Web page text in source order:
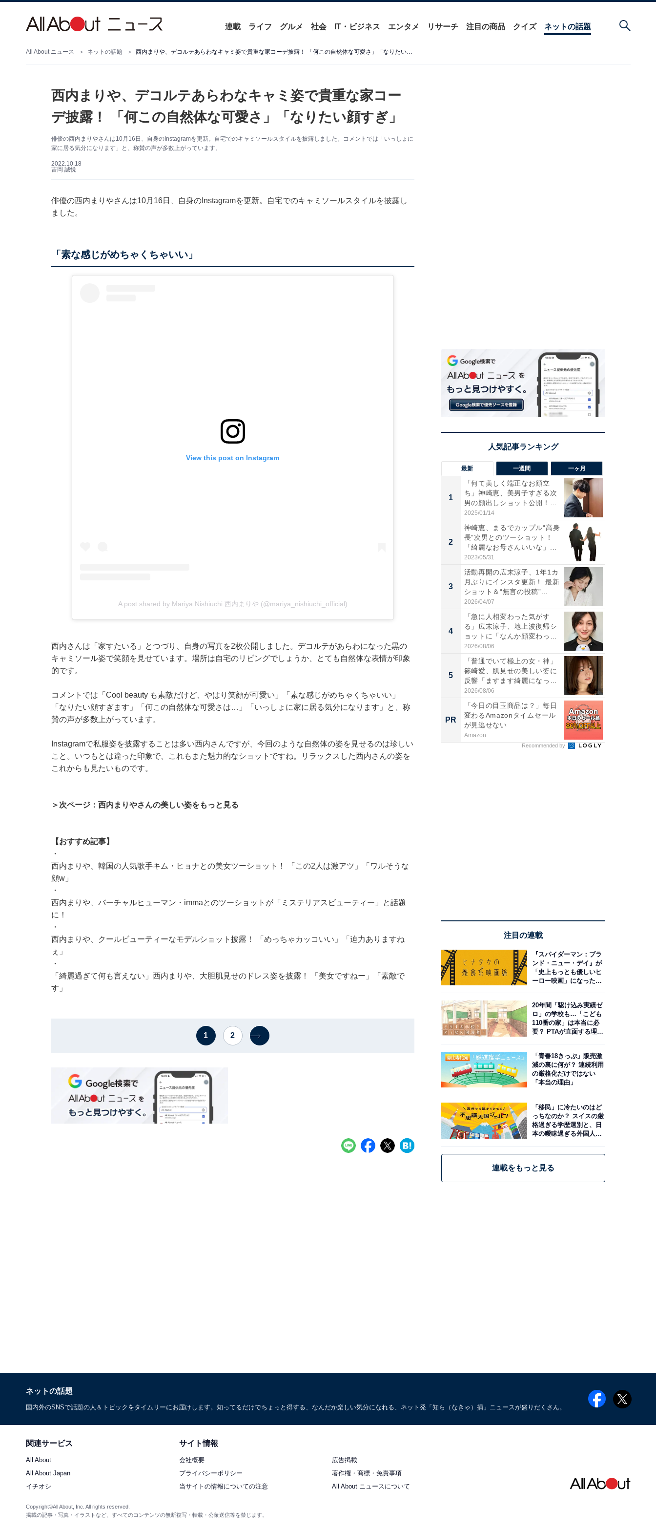
連載 ライフ グルメ 社会 IT・ビジネス エンタメ リサーチ 注目の商品 クイズ ネットの話題
All About ニュース ネットの話題 西内まりや、デコルテあらわなキャミ姿で貴重な家コーデ披露！ 「何この自然体な可愛さ」「なりたい顔すぎ」
西内まりや、デコルテあらわなキャミ姿で貴重な家コー
デ披露！ 「何この自然体な可愛さ」「なりたい顔すぎ」
俳優の西内まりやさんは10月16日、自身のInstagramを更新。自宅でのキャミソールスタイルを披露しました。コメントでは「いっしょに
家に居る気分になります」と、称賛の声が多数上がっています。
2022.10.18
吉岡 誠悦
俳優の西内まりやさんは10月16日、自身のInstagramを更新。自宅でのキャミソールスタイルを披露し
ました。
「素な感じがめちゃくちゃいい」
View this post on Instagram
A post shared by Mariya Nishiuchi 西内まりや (@mariya_nishiuchi_official)
西内さんは「家すたいる」とつづり、自身の写真を2枚公開しました。デコルテがあらわになった黒の
キャミソール姿で笑顔を見せています。場所は自宅のリビングでしょうか、とても自然体な表情が印象
的です。
コメントでは「Cool beauty も素敵だけど、やはり笑顔が可愛い」「素な感じがめちゃくちゃいい」
「なりたい顔すぎます」「何この自然体な可愛さは…」「いっしょに家に居る気分になります」と、称
賛の声が多数上がっています。
Instagramで私服姿を披露することは多い西内さんですが、今回のような自然体の姿を見せるのは珍しい
こと。いつもとは違った印象で、これもまた魅力的なショットですね。リラックスした西内さんの姿を
これからも見たいものです。
＞次ページ：西内まりやさんの美しい姿をもっと見る
【おすすめ記事】
・
西内まりや、韓国の人気歌手キム・ヒョナとの美女ツーショット！ 「この2人は激アツ」「ワルそうな
顔w」
・
西内まりや、バーチャルヒューマン・immaとのツーショットが「ミステリアスビューティー」と話題
に！
・
西内まりや、クールビューティーなモデルショット披露！ 「めっちゃカッコいい」「迫力ありますね
ぇ」
・
「綺麗過ぎて何も言えない」西内まりや、大胆肌見せのドレス姿を披露！ 「美女ですねー」「素敵で
す」
1 2
最新 一週間 一ヶ月
1
「何て美しく端正なお顔立
ち」神崎恵、美男子すぎる次
男の顔出しショット公開！
「め...
2025/01/14
2
神崎恵、まるでカップル“高身
長”次男とのツーショット！
「綺麗なお母さんいいな」...
2023/05/31
3
活動再開の広末涼子、1年1カ
月ぶりにインスタ更新！ 最新
ショット＆“無言の投稿”...
2026/04/07
4
「急に人相変わった気がす
る」広末涼子、地上波復帰シ
ョットに「なんか顔変わっ
た」の...
2026/08/06
5
「普通でいて極上の女・神」
篠崎愛、肌見せの美しい姿に
反響「ますます綺麗になって
い...
2026/08/06
PR
「今日の目玉商品は？」毎日
変わるAmazonタイムセール
が見逃せない
Amazon
Recommended by
注目の連載
『スパイダーマン：ブラ
ンド・ニュー・デイ』が
「史上もっとも優しいヒ
ーロー映画」になった理
20年間「駆け込み実績ゼ
ロ」の学校も…「こども
110番の家」は本当に必
要？ PTAが直面する理想
「青春18きっぷ」販売激
減の裏に何が？ 連続利用
の厳格化だけではない
「本当の理由」
「移民」に冷たいのはど
っちなのか？ スイスの厳
格過ぎる学歴選別と、日
本の曖昧過ぎる外国人政
連載をもっと見る
ネットの話題
国内外のSNSで話題の人＆トピックをタイムリーにお届けします。知ってるだけでちょっと得する、なんだか楽しい気分になれる、ネット発「知ら（なきゃ）損」ニュースが盛りだくさん。
関連サービス
All About
All About Japan
イチオシ
サイト情報
会社概要
広告掲載
プライバシーポリシー
著作権・商標・免責事項
当サイトの情報についての注意
All About ニュースについて
Copyright©All About, Inc. All rights reserved.
掲載の記事・写真・イラストなど、すべてのコンテンツの無断複写・転載・公衆送信等を禁じます。